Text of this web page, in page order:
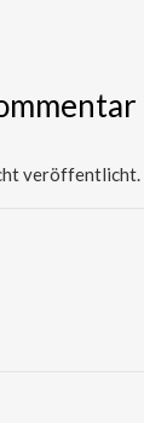
veröffentlicht.